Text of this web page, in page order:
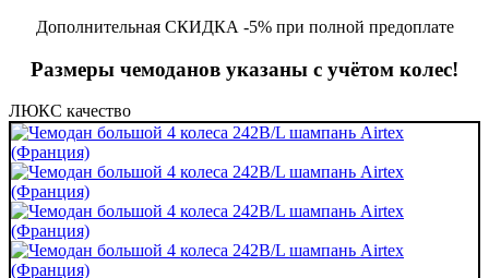
Дополнительная СКИДКА -5% при полной предоплате
Размеры чемоданов указаны с учётом колес!
ЛЮКС качество